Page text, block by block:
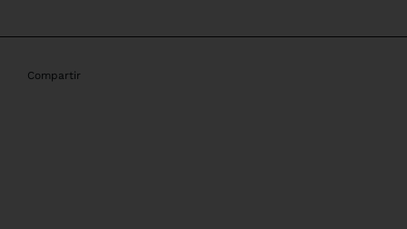
Compartir